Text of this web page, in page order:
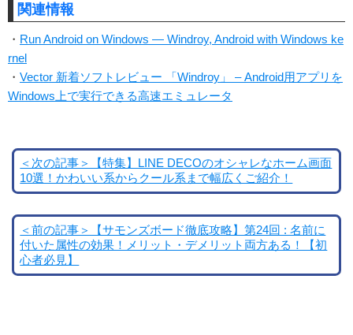
関連情報
・ Run Android on Windows — Windroy, Android with Windows ke
rnel
・ Vector 新着ソフトレビュー 「Windroy」 – Android用アプリを
Windows上で実行できる高速エミュレータ
＜次の記事＞【特集】LINE DECOのオシャレなホーム画面
10選！かわいい系からクール系まで幅広くご紹介！
＜前の記事＞【サモンズボード徹底攻略】第24回 : 名前に
付いた属性の効果！メリット・デメリット両方ある！【初
心者必見】